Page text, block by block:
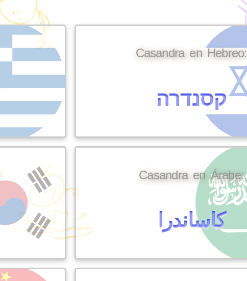
Casandra en Hebreo:
קסנדרה
Casandra en Árabe:
كاساندرا